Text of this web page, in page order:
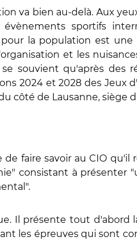
va bien au-delà. Aux
sportifs
la population est
et les
souvient qu'après des
2024 et 2028 des Jeux
côté de Lausanne, siège
faire savoir au CIO qu'il
consistant à présenter
Il présente tout
les épreuves qui sont